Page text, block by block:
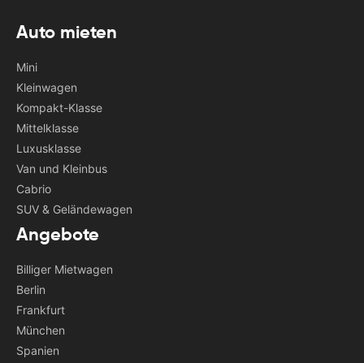
Auto mieten
Mini
Kleinwagen
Kompakt-Klasse
Mittelklasse
Luxusklasse
Van und Kleinbus
Cabrio
SUV & Geländewagen
Angebote
Billiger Mietwagen
Berlin
Frankfurt
München
Spanien